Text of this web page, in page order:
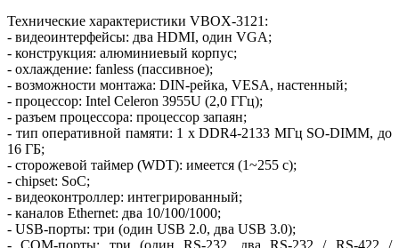
Технические характеристики VBOX‑3121:
- видеоинтерфейсы: два HDMI, один VGA;
- конструкция: алюминиевый корпус;
- охлаждение: fanless (пассивное);
- возможности монтажа: DIN-рейка, VESA, настенный;
- процессор: Intel Celeron 3955U (2,0 ГГц);
- разъем процессора: процессор запаян;
- тип оперативной памяти: 1 x DDR4-2133 МГц SO-DIMM, до
16 ГБ;
- сторожевой таймер (WDT): имеется (1~255 с);
- сhipset: SoC;
- видеоконтроллер: интегрированный;
- каналов Ethernet: два 10/100/1000;
- USB-порты: три (один USB 2.0, два USB 3.0);